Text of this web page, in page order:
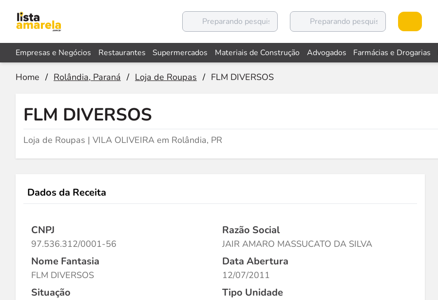
Empresas e Negócios Restaurantes Supermercados Materiais de Construção Advogados Farmácias e Drogarias
Home / Rolândia, Paraná / Loja de Roupas / FLM DIVERSOS
FLM DIVERSOS
Loja de Roupas | VILA OLIVEIRA em Rolândia, PR
Dados da Receita
CNPJ
97.536.312/0001-56
Razão Social
JAIR AMARO MASSUCATO DA SILVA
Nome Fantasia
FLM DIVERSOS
Data Abertura
12/07/2011
Situação Tipo Unidade